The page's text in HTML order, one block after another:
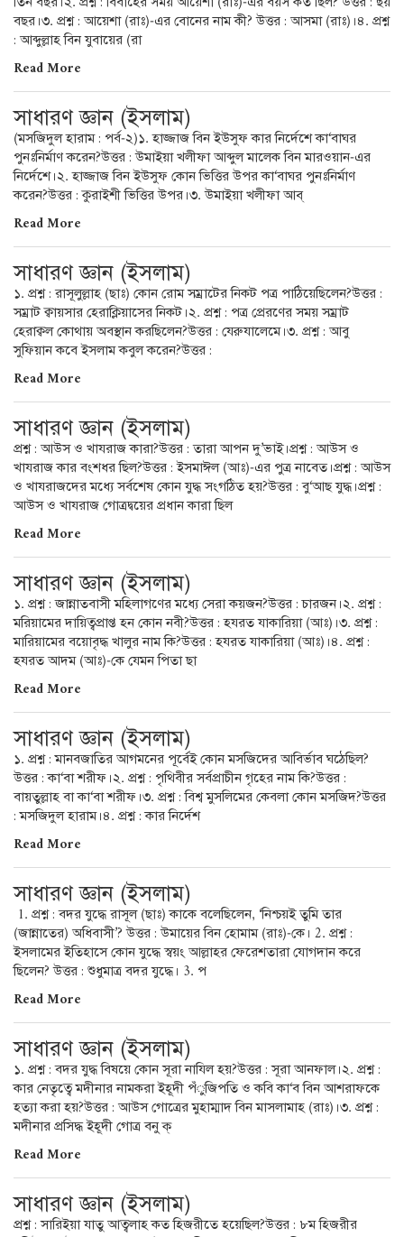
বছর।৩. প্রশ্ন : আয়েশা (রাঃ)-এর বোনের নাম কী? উত্তর : আসমা (রাঃ)।৪. প্রশ্ন
: আব্দুল্লাহ বিন যুবায়ের (রা
Read More
সাধারণ জ্ঞান (ইসলাম)
(মসজিদুল হারাম : পর্ব-২)১. হাজ্জাজ বিন ইউসুফ কার নির্দেশে কা‘বাঘর
পুনঃনির্মাণ করেন?উত্তর : উমাইয়া খলীফা আব্দুল মালেক বিন মারওয়ান-এর
নির্দেশে।২. হাজ্জাজ বিন ইউসুফ কোন ভিত্তির উপর কা‘বাঘর পুনঃনির্মাণ
করেন?উত্তর : কুরাইশী ভিত্তির উপর।৩. উমাইয়া খলীফা আব্
Read More
সাধারণ জ্ঞান (ইসলাম)
১. প্রশ্ন : রাসূলুল্লাহ (ছাঃ) কোন রোম সম্রাটের নিকট পত্র পাঠিয়েছিলেন?উত্তর :
সম্রাট ক্বায়সার হেরাক্লিয়াসের নিকট।২. প্রশ্ন : পত্র প্রেরণের সময় সম্রাট
হেরাক্বল কোথায় অবস্থান করছিলেন?উত্তর : যেরুযালেমে।৩. প্রশ্ন : আবু
সুফিয়ান কবে ইসলাম কবুল করেন?উত্তর :
Read More
সাধারণ জ্ঞান (ইসলাম)
প্রশ্ন : আউস ও খাযরাজ কারা?উত্তর : তারা আপন দু’ভাই।প্রশ্ন : আউস ও
খাযরাজ কার বংশধর ছিল?উত্তর : ইসমাঈল (আঃ)-এর পুত্র নাবেত।প্রশ্ন : আউস
ও খাযরাজদের মধ্যে সর্বশেষ কোন যুদ্ধ সংগঠিত হয়?উত্তর : বু‘আছ যুদ্ধ।প্রশ্ন :
আউস ও খাযরাজ গোত্রদ্বয়ের প্রধান কারা ছিল
Read More
সাধারণ জ্ঞান (ইসলাম)
১. প্রশ্ন : জান্নাতবাসী মহিলাগণের মধ্যে সেরা কয়জন?উত্তর : চারজন।২. প্রশ্ন :
মরিয়ামের দায়িত্বপ্রাপ্ত হন কোন নবী?উত্তর : হযরত যাকারিয়া (আঃ)।৩. প্রশ্ন :
মারিয়ামের বয়োবৃদ্ধ খালুর নাম কি?উত্তর : হযরত যাকারিয়া (আঃ)।৪. প্রশ্ন :
হযরত আদম (আঃ)-কে যেমন পিতা ছা
Read More
সাধারণ জ্ঞান (ইসলাম)
১. প্রশ্ন : মানবজাতির আগমনের পূর্বেই কোন মসজিদের আবির্ভাব ঘঠেছিল?
উত্তর : কা‘বা শরীফ।২. প্রশ্ন : পৃথিবীর সর্বপ্রাচীন গৃহের নাম কি?উত্তর :
বায়তুল্লাহ বা কা‘বা শরীফ।৩. প্রশ্ন : বিশ্ব মুসলিমের কেবলা কোন মসজিদ?উত্তর
: মসজিদুল হারাম।৪. প্রশ্ন : কার নির্দেশ
Read More
সাধারণ জ্ঞান (ইসলাম)
1. প্রশ্ন : বদর যুদ্ধে রাসূল (ছাঃ) কাকে বলেছিলেন, ‘নিশ্চয়ই তুমি তার
(জান্নাতের) অধিবাসী’? উত্তর : উমায়ের বিন হোমাম (রাঃ)-কে। 2. প্রশ্ন :
ইসলামের ইতিহাসে কোন যুদ্ধে স্বয়ং আল্লাহর ফেরেশতারা যোগদান করে
ছিলেন? উত্তর : শুধুমাত্র বদর যুদ্ধে। 3. প
Read More
সাধারণ জ্ঞান (ইসলাম)
১. প্রশ্ন : বদর যুদ্ধ বিষয়ে কোন সূরা নাযিল হয়?উত্তর : সূরা আনফাল।২. প্রশ্ন :
কার নেতৃত্বে মদীনার নামকরা ইহূদী পঁুজিপতি ও কবি কা‘ব বিন আশরাফকে
হত্যা করা হয়?উত্তর : আউস গোত্রের মুহাম্মাদ বিন মাসলামাহ (রাঃ)।৩. প্রশ্ন :
মদীনার প্রসিদ্ধ ইহূদী গোত্র বনু ক্
Read More
সাধারণ জ্ঞান (ইসলাম)
প্রশ্ন : সারিইয়া যাতু আত্বলাহ কত হিজরীতে হয়েছিল?উত্তর : ৮ম হিজরীর